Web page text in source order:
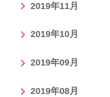
2019年11月
2019年10月
2019年09月
2019年08月